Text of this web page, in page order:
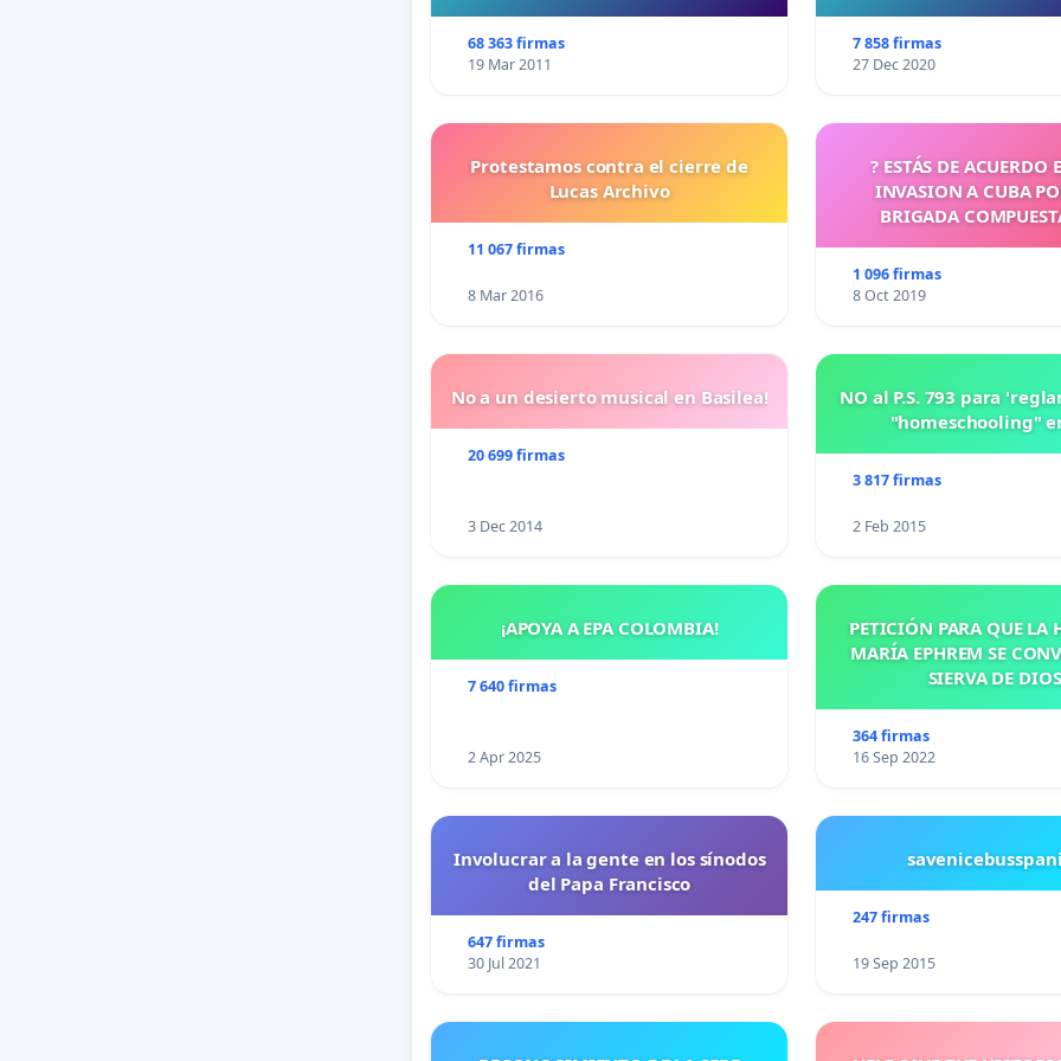
68 363 firmas
19 Mar 2011
7 858 firmas
27 Dec 2020
Protestamos contra el cierre de
Lucas Archivo
11 067 firmas
8 Mar 2016
? ESTÁS DE ACUERDO
INVASION A CUBA
BRIGADA
1 096 firmas
8 Oct 2019
No a un desierto musical en Basilea!
20 699 firmas
3 Dec 2014
NO al P.S. 793 para
"homeschooling"
3 817 firmas
2 Feb 2015
¡APOYA A EPA COLOMBIA!
7 640 firmas
2 Apr 2025
PETICIÓN PARA QUE LA
MARÍA EPHREM SE
SIERVA DE DIOS
364 firmas
16 Sep 2022
Involucrar a la gente en los sínodos
del Papa Francisco
647 firmas
30 Jul 2021
247 firmas
19 Sep 2015